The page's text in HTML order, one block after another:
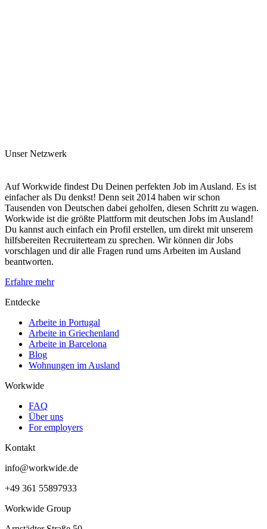
Unser Netzwerk
Auf Workwide findest Du Deinen perfekten Job im Ausland. Es ist
einfacher als Du denkst! Denn seit 2014 haben wir schon
Tausenden von Deutschen dabei geholfen, diesen Schritt zu wagen.
Workwide ist die größte Plattform mit deutschen Jobs im Ausland!
Du kannst auch einfach ein Profil erstellen, um direkt mit unserem
hilfsbereiten Recruiterteam zu sprechen. Wir können dir Jobs
vorschlagen und dir alle Fragen rund ums Arbeiten im Ausland
beantworten.
Erfahre mehr
Entdecke
Arbeite in Portugal
Arbeite in Griechenland
Arbeite in Barcelona
Blog
Wohnungen im Ausland
Workwide
FAQ
Über uns
For employers
Kontakt
info@workwide.de
+49 361 55897933
Workwide Group